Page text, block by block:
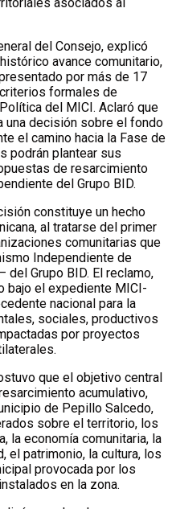
del Consejo, explicó
avance comunitario,
por más de 17
formales de
del MICI. Aclaró que
una decisión sobre el fondo
el camino hacia la Fase de
podrán plantear sus
de resarcimiento
del Grupo BID.
constituye un hecho
al tratarse del primer
comunitarias que
Independiente de
Grupo BID. El reclamo,
bajo el expediente MICI-
nacional para la
sociales, productivos
por proyectos
que el objetivo central
acumulativo,
de Pepillo Salcedo,
sobre el territorio, los
la economía comunitaria, la
el patrimonio, la cultura, los
provocada por los
en la zona.